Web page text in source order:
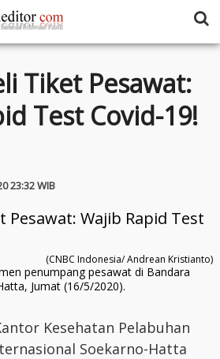
Tiket Pesawat:
Test Covid-19!
23:32 WIB
(CNBC Indonesia/ Andrean Kristianto)
penumpang pesawat di Bandara
Jumat (16/5/2020).
Kesehatan Pelabuhan
Soekarno-Hatta